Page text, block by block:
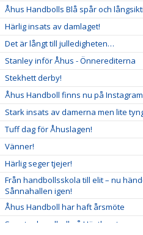
Åhus Handbolls Blå spår och
Härlig insats av damlaget!
Det är långt till julledigheten…
Stanley inför Åhus - Önnerediterna
Stekhett derby!
Åhus Handboll finns nu på
Stark insats av damerna men lite
Tuff dag för Åhuslagen!
Vänner!
Härlig seger tjejer!
Från handbollsskola till elit – nu
Sånnahallen igen!
Åhus Handboll har haft årsmöte
Spontanhandboll på Höstlovet